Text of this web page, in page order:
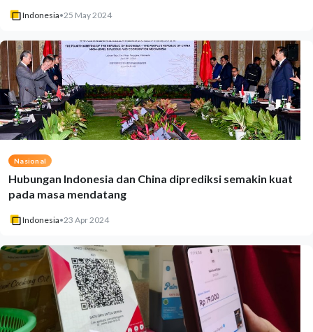
Indonesia•25 May 2024
Nasional
Hubungan Indonesia dan China diprediksi semakin kuat
pada masa mendatang
Indonesia•23 Apr 2024